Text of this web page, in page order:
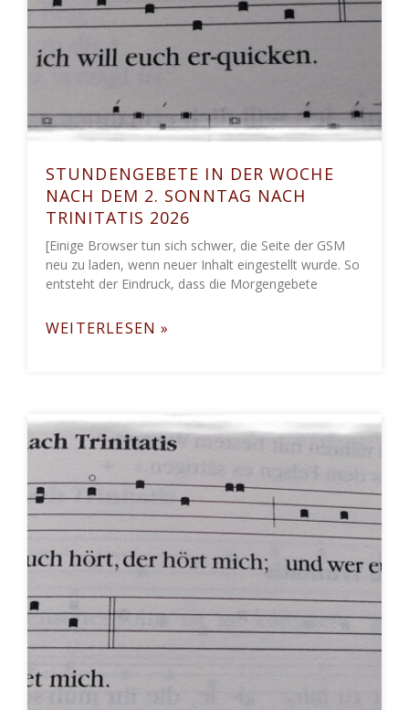
STUNDENGEBETE IN DER WOCHE
NACH DEM 2. SONNTAG NACH
TRINITATIS 2026
[Einige Browser tun sich schwer, die Seite der GSM
neu zu laden, wenn neuer Inhalt eingestellt wurde. So
entsteht der Eindruck, dass die Morgengebete
WEITERLESEN »